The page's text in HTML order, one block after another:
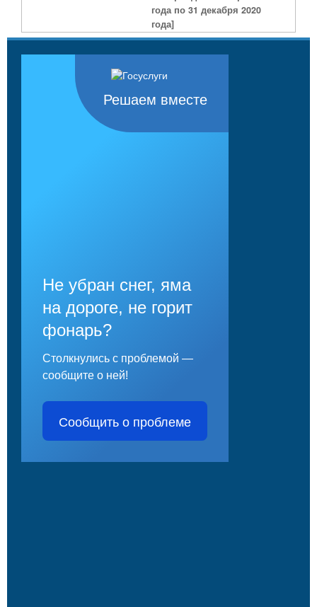
года по 31 декабря 2020
года]
Решаем вместе
Не убран снег, яма
на дороге, не горит
фонарь?
Столкнулись с проблемой —
сообщите о ней!
Сообщить о проблеме